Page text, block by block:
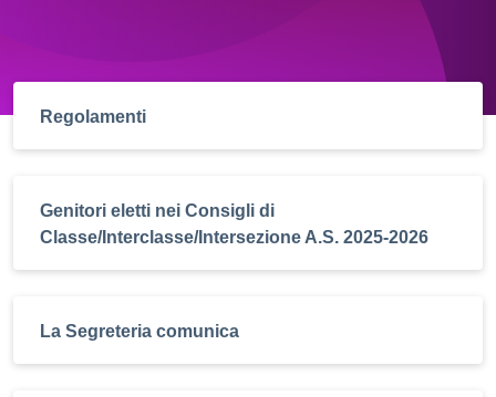
Regolamenti
Genitori eletti nei Consigli di
Classe/Interclasse/Intersezione A.S. 2025-2026
La Segreteria comunica